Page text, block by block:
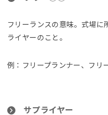
フリーランスの意味。式場に
ライヤーのこと。
例：フリープランナー、フリ
サプライヤー